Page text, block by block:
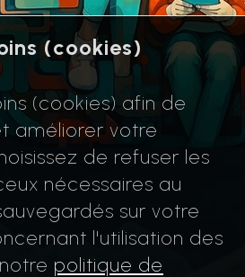
(cookies)
(cookies) afin de
améliorer votre
de refuser les
nécessaires au
sur votre
l'utilisation des
politique de